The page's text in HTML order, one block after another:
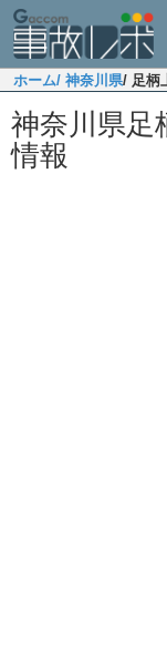
ホーム/ 神奈川県/ 足柄
神奈川県足
情報